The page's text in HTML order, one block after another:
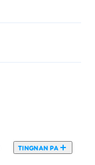
TINGNAN PA